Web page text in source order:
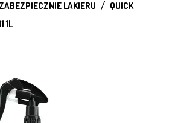
LAKIERU
QUICK
1L